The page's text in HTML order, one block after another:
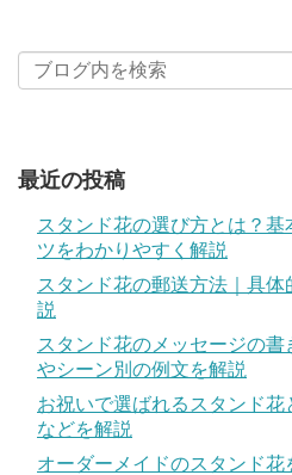
最近の投稿
スタンド花の選び方とは？
ツをわかりやすく解説
スタンド花の郵送方法｜具
説
スタンド花のメッセージの
やシーン別の例文を解説
お祝いで選ばれるスタンド
などを解説
オーダーメイドのスタンド